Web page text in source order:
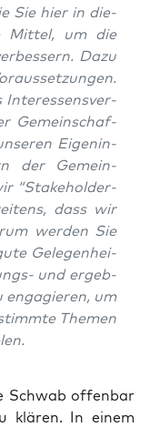
Sie hier in die­
Mit­tel, um die
Dazu
Inter­es­sens­ver­
Gemein­schaf­
Eigen­in­
der Gemein­
“Stake­hol­der-
dass wir
wer­den Sie
Gele­gen­hei­
und ergeb­
um
The­men
Schwab offen­bar
klä­ren. In einem